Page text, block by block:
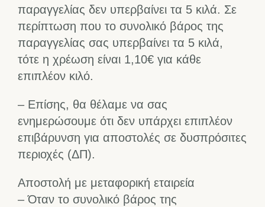
παραγγελίας δεν υπερβαίνει τα 5 κιλά. Σε
περίπτωση που το συνολικό βάρος της
παραγγελίας σας υπερβαίνει τα 5 κιλά,
τότε η χρέωση είναι 1,10€ για κάθε
επιπλέον κιλό.
– Επίσης, θα θέλαμε να σας
ενημερώσουμε ότι δεν υπάρχει επιπλέον
επιβάρυνση για αποστολές σε δυσπρόσιτες
περιοχές (ΔΠ).
Αποστολή με μεταφορική εταιρεία
– Όταν το συνολικό βάρος της